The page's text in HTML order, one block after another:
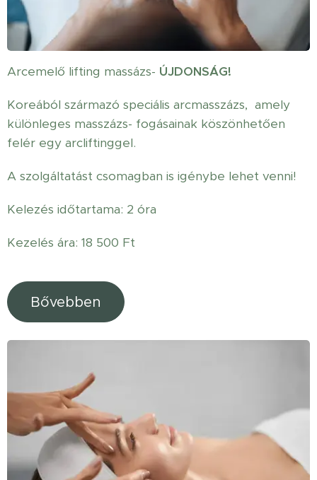
Arcemelő lifting massázs- ÚJDONSÁG!
Koreából származó speciális arcmasszázs, amely
különleges masszázs- fogásainak köszönhetően
felér egy arcliftinggel.
A szolgáltatást csomagban is igénybe lehet venni!
Kelezés időtartama: 2 óra
Kezelés ára: 18 500 Ft
Bővebben